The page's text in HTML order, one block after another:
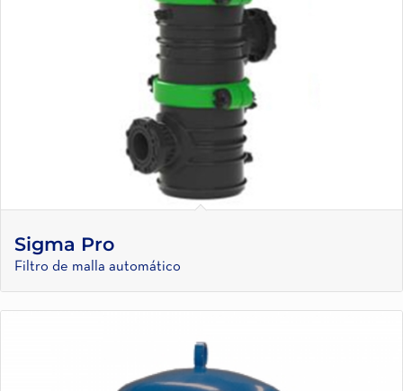
Sigma Pro
Filtro de malla automático